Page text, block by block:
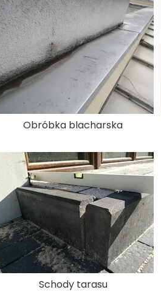
Obróbka blacharska
Schody tarasu